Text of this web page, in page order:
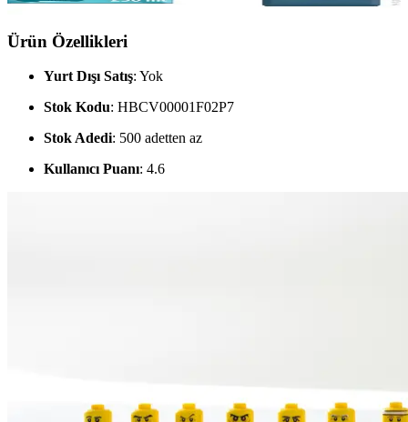
Ürün Özellikleri
Yurt Dışı Satış: Yok
Stok Kodu: HBCV00001F02P7
Stok Adedi: 500 adetten az
Kullanıcı Puanı: 4.6